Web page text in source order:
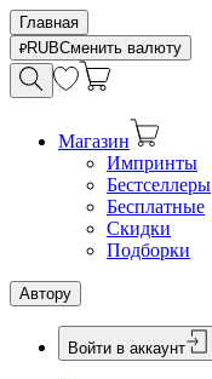
Главная
RUBСменить валюту
Магазин
Импринты
Бестселлеры
Бесплатные
Скидки
Подборки
Автору
Войти в аккаунт